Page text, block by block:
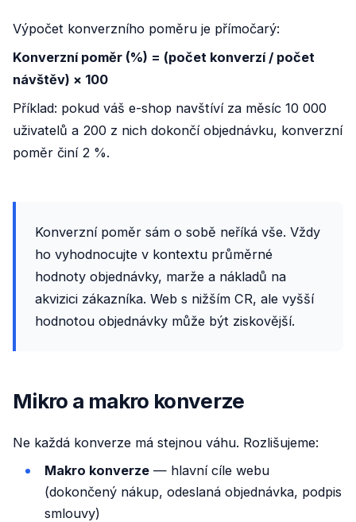
Výpočet konverzního poměru je přímočarý:
Konverzní poměr (%) = (počet konverzí / počet
návštěv) × 100
Příklad: pokud váš e-shop navštíví za měsíc 10 000
uživatelů a 200 z nich dokončí objednávku, konverzní
poměr činí 2 %.
Konverzní poměr sám o sobě neříká vše. Vždy
ho vyhodnocujte v kontextu průměrné
hodnoty objednávky, marže a nákladů na
akvizici zákazníka. Web s nižším CR, ale vyšší
hodnotou objednávky může být ziskovější.
Mikro a makro konverze
Ne každá konverze má stejnou váhu. Rozlišujeme:
Makro konverze — hlavní cíle webu
(dokončený nákup, odeslaná objednávka, podpis
smlouvy)